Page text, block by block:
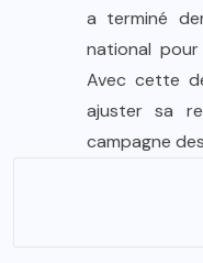
a terminé
national
Avec cette
ajuster sa
campagne